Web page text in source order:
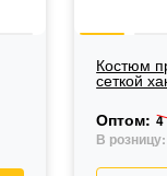
Костюм
сеткой
Оптом: 4
В